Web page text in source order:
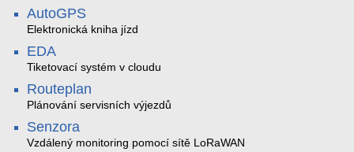
AutoGPS
Elektronická kniha jízd
EDA
Tiketovací systém v cloudu
Routeplan
Plánování servisních výjezdů
Senzora
Vzdálený monitoring pomocí sítě LoRaWAN